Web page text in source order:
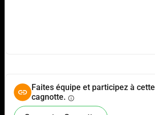
Faites équipe et participez à cette
cagnotte. info